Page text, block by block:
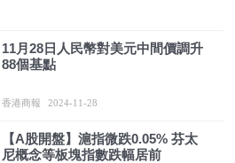
11月28日人民幣對美元中間價調升
88個基點
香港商報 2024-11-28
【A股開盤】滬指微跌0.05% 芬太
尼概念等板塊指數跌幅居前